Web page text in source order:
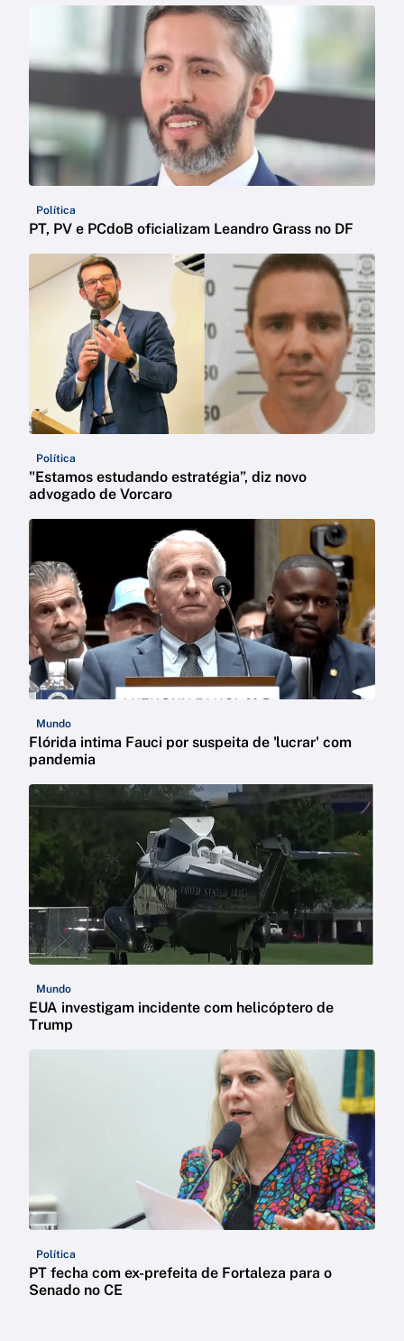
Política
PT, PV e PCdoB oficializam Leandro Grass no DF
Política
"Estamos estudando estratégia”, diz novo
advogado de Vorcaro
Mundo
Flórida intima Fauci por suspeita de 'lucrar' com
pandemia
Mundo
EUA investigam incidente com helicóptero de
Trump
Política
PT fecha com ex-prefeita de Fortaleza para o
Senado no CE